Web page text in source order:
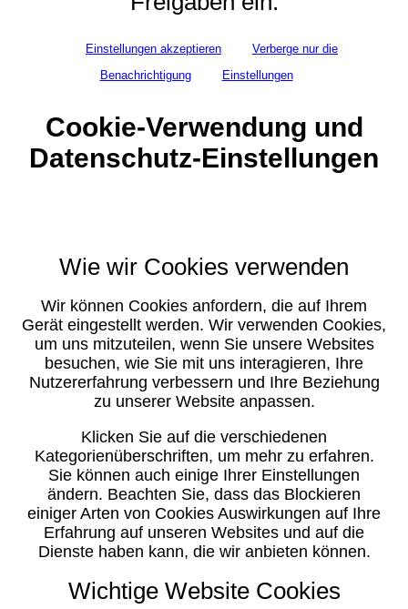
Einstellungen akzeptieren
Verberge nur die
Benachrichtigung
Einstellungen
Cookie-Verwendung und
Datenschutz-Einstellungen
Wie wir Cookies verwenden
Wir können Cookies anfordern, die auf Ihrem
Gerät eingestellt werden. Wir verwenden Cookies,
um uns mitzuteilen, wenn Sie unsere Websites
besuchen, wie Sie mit uns interagieren, Ihre
Nutzererfahrung verbessern und Ihre Beziehung
zu unserer Website anpassen.
Klicken Sie auf die verschiedenen
Kategorienüberschriften, um mehr zu erfahren.
Sie können auch einige Ihrer Einstellungen
ändern. Beachten Sie, dass das Blockieren
einiger Arten von Cookies Auswirkungen auf Ihre
Erfahrung auf unseren Websites und auf die
Dienste haben kann, die wir anbieten können.
Wichtige Website Cookies